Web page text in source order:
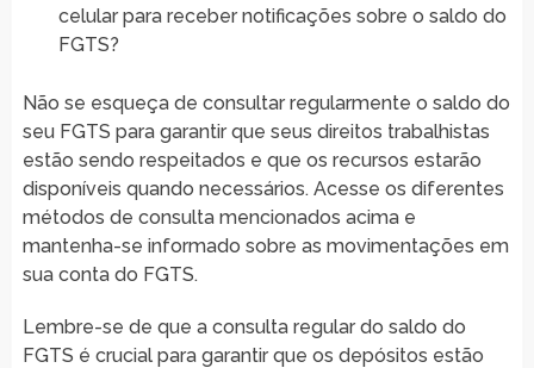
celular para receber notificações sobre o saldo do
FGTS?
Não se esqueça de consultar regularmente o saldo do
seu FGTS para garantir que seus direitos trabalhistas
estão sendo respeitados e que os recursos estarão
disponíveis quando necessários. Acesse os diferentes
métodos de consulta mencionados acima e
mantenha-se informado sobre as movimentações em
sua conta do FGTS.
Lembre-se de que a consulta regular do saldo do
FGTS é crucial para garantir que os depósitos estão